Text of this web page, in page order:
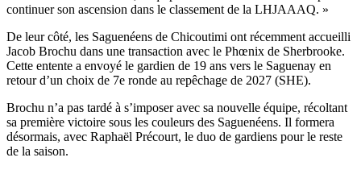
continuer son ascension dans le classement de la LHJAAAQ. »
De leur côté, les Saguenéens de Chicoutimi ont récemment accueilli
Jacob Brochu dans une transaction avec le Phœnix de Sherbrooke.
Cette entente a envoyé le gardien de 19 ans vers le Saguenay en
retour d’un choix de 7e ronde au repêchage de 2027 (SHE).
Brochu n’a pas tardé à s’imposer avec sa nouvelle équipe, récoltant
sa première victoire sous les couleurs des Saguenéens. Il formera
désormais, avec Raphaël Précourt, le duo de gardiens pour le reste
de la saison.